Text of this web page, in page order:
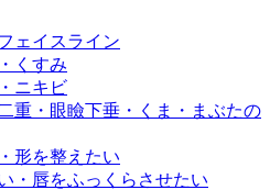
ェイスライン
くすみ
ニキビ
重・眼瞼下垂・くま・まぶたの
形を整えたい
・唇をふっくらさせたい